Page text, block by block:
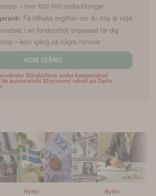
– över 600 000 nedladdningar
Få tillbaka avgiften om du inte är nöjd
i en fondportfölj anpassad för dig
– kom igång på några minuter
KOM IGÅNG
Börskollens unika kampanjkod
får automatiskt 50 procent rabatt på Optis
Nyhet Nyhet